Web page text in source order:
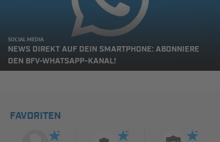
SOCIAL MEDIA
NEWS DIREKT AUF DEIN SMARTPHONE: ABONNIERE
DEN BFV-WHATSAPP-KANAL!
FAVORITEN